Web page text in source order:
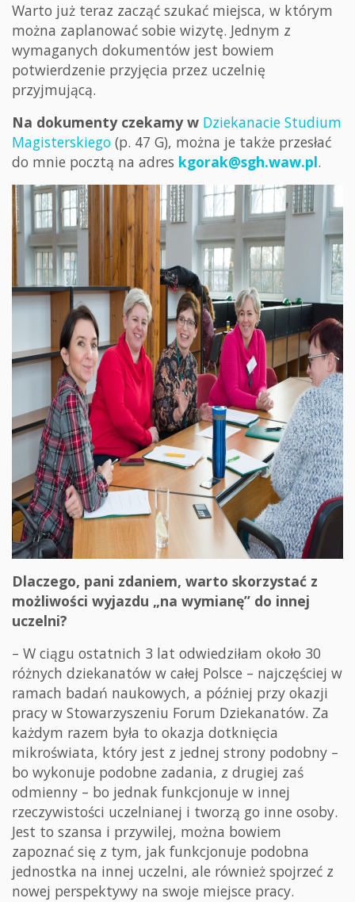
Warto już teraz zacząć szukać miejsca, w którym
można zaplanować sobie wizytę. Jednym z
wymaganych dokumentów jest bowiem
potwierdzenie przyjęcia przez uczelnię
przyjmującą.
Na dokumenty czekamy w Dziekanacie Studium
Magisterskiego (p. 47 G), można je także przesłać
do mnie pocztą na adres kgorak@sgh.waw.pl.
Dlaczego, pani zdaniem, warto skorzystać z
możliwości wyjazdu „na wymianę” do innej
uczelni?
– W ciągu ostatnich 3 lat odwiedziłam około 30
różnych dziekanatów w całej Polsce – najczęściej w
ramach badań naukowych, a później przy okazji
pracy w Stowarzyszeniu Forum Dziekanatów. Za
każdym razem była to okazja dotknięcia
mikroświata, który jest z jednej strony podobny –
bo wykonuje podobne zadania, z drugiej zaś
odmienny – bo jednak funkcjonuje w innej
rzeczywistości uczelnianej i tworzą go inne osoby.
Jest to szansa i przywilej, można bowiem
zapoznać się z tym, jak funkcjonuje podobna
jednostka na innej uczelni, ale również spojrzeć z
nowej perspektywy na swoje miejsce pracy.